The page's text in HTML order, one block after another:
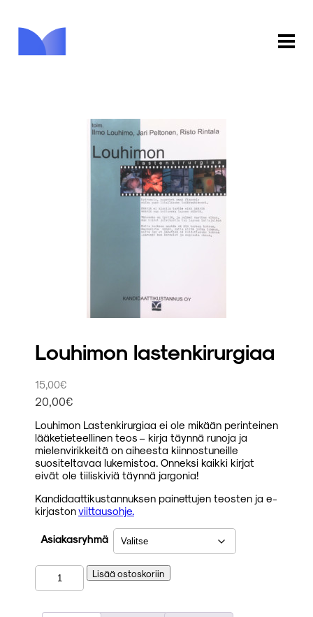
KIRJASTO
Louhimon lastenkirurgiaa
15,00€
20,00€
Louhimon Lastenkirurgiaa ei ole mikään perinteinen
lääketieteellinen teos – kirja täynnä runoja ja
mielenvirikkeitä on aiheesta kiinnostuneille
suositeltavaa lukemistoa. Onneksi kaikki kirjat
eivät ole tiiliskiviä täynnä jargonia!
Kandidaattikustannuksen painettujen teosten ja e-
kirjastonviittausohje.
Asiakasryhmä
Louhimon
lastenkirurgiaa
Lisää ostoskoriin